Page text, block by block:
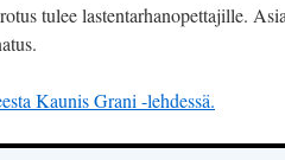
tulee lastentarhanopettajille.
Kaunis Grani -lehdessä.